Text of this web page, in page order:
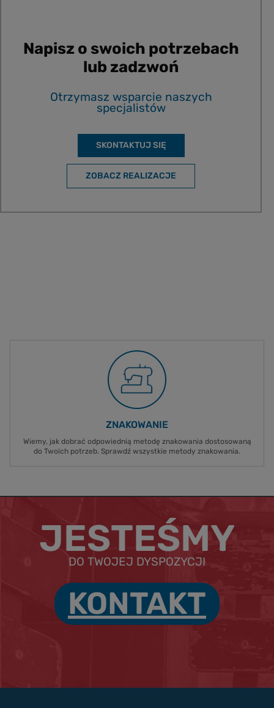
Napisz o swoich potrzebach
lub zadzwoń
Otrzymasz wsparcie naszych
specjalistów
SKONTAKTUJ SIĘ
ZOBACZ REALIZACJE
ZNAKOWANIE
Wiemy, jak dobrać odpowiednią metodę znakowania dostosowaną
do Twoich potrzeb. Sprawdź wszystkie metody znakowania.
JESTEŚMY
DO TWOJEJ DYSPOZYCJI
KONTAKT